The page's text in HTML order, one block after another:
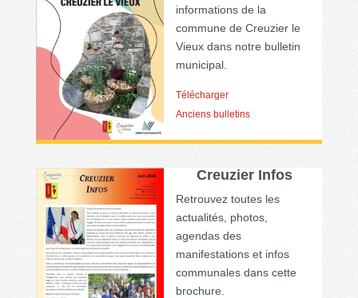
informations de la
commune de Creuzier le
Vieux dans notre bulletin
municipal.
Télécharger
Anciens bulletins
Creuzier Infos
Retrouvez toutes les
actualités, photos,
agendas des
manifestations et infos
communales dans cette
brochure.